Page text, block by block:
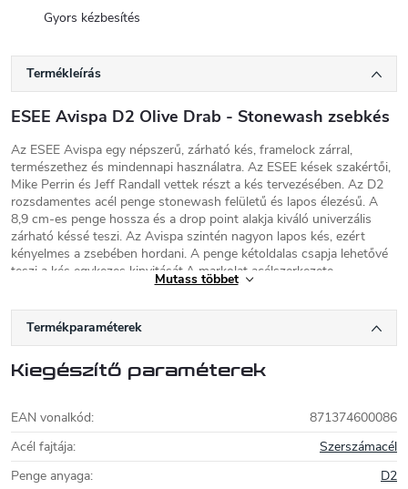
Gyors kézbesítés
Termékleírás
ESEE Avispa D2 Olive Drab - Stonewash zsebkés
Az ESEE Avispa egy népszerű, zárható kés, framelock zárral,
természethez és mindennapi használatra. Az ESEE kések szakértői,
Mike Perrin és Jeff Randall vettek részt a kés tervezésében. Az D2
rozsdamentes acél penge stonewash felületű és lapos élezésű. A
8,9 cm-es penge hossza és a drop point alakja kiváló univerzális
zárható késsé teszi. Az Avispa szintén nagyon lapos kés, ezért
kényelmes a zsebében hordani. A penge kétoldalas csapja lehetővé
teszi a kés egykezes kinyitását.A markolat acélszerkezete
framelockral, egyik oldalán olivazöld műanyag FRN-vel A markolat
felakasztására szolgáló kapocs négy helyzetben megfordítható, és a
kés egyaránt alkalmas jobbkezesek és balkezesek számára egyaránt.
ESEE kések
amikor Mike Perrin és Jeff Randall összefogott,
hogy létrehozzák a Randall's Adventure &
Training-et. Hamarosan szerződést kötöttek a
perui légierővel, hogy a perui Amazonas
Mutass többet
Termékparaméterek
Kiegészítő paraméterek
EAN vonalkód:
871374600086
Acél fajtája:
Szerszámacél
Penge anyaga:
D2